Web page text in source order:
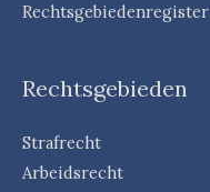
Rechtsgebiedenregister
Rechtsgebieden
Strafrecht
Arbeidsrecht